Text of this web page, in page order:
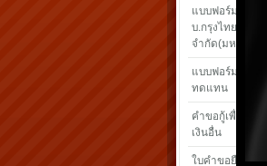
แบบฟอร์มใบคำ
บ.กรุงไทย-แอก
จำกัด(มหาชน)
แบบฟอร์มเรียก
ทดแทน
คำขอกู้เพื่อชำร
เงินอื่น
ใบคำขอยืมเงินท